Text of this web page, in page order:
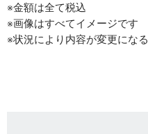
※金額は全て税込
※画像はすべてイメージです
※状況により内容が変更にな